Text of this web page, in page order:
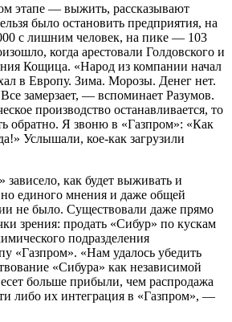
этапе — выжить, рассказывают
было остановить предприятия, на
с лишним человек, на пике — 103
когда арестовали Голдовского и
Кощица. «Народ из компании начал
в Европу. Зима. Морозы. Денег нет.
замерзает, — вспоминает Разумов.
производство останавливается, то
обратно. Я звоню в «Газпром»: «Как
Услышали, кое-как загрузили
как будет выживать и
но единого мнения и даже общей
не было. Существовали даже прямо
зрения: продать «Сибур» по кускам
подразделения
«Газпром». «Нам удалось убедить
«Сибура» как независимой
больше прибыли, чем распродажа
либо их интеграция в «Газпром», —